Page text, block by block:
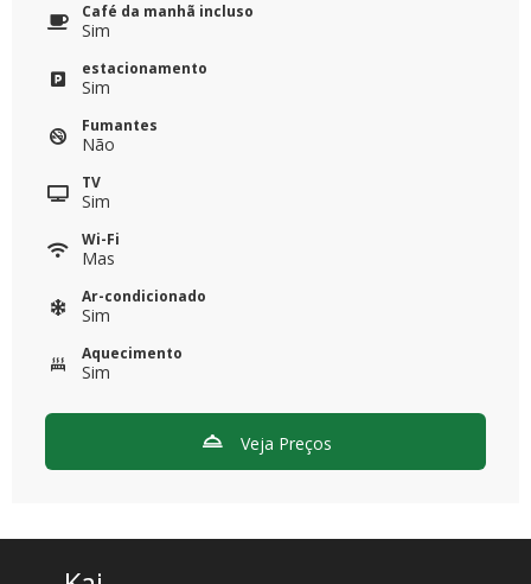
Café da manhã incluso
Sim
estacionamento
Sim
Fumantes
Não
TV
Sim
Wi-Fi
Mas
Ar-condicionado
Sim
Aquecimento
Sim
Veja Preços